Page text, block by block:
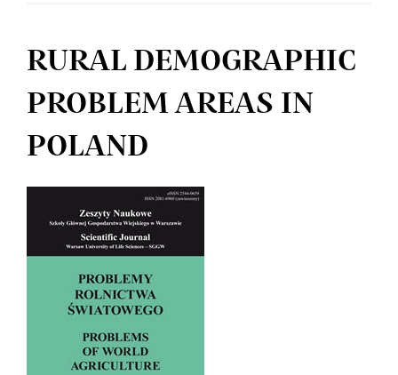
RURAL DEMOGRAPHIC
PROBLEM AREAS IN
POLAND
Article
Sidebar